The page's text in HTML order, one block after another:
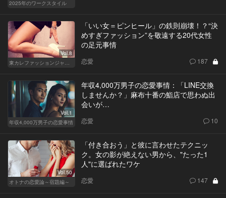
2025年のワークスタイル
Vol.8
東カレファッションジャーナル
「いい女＝ピンヒール」の鉄則崩壊！？“決
めすぎファッション”を敬遠する20代女性
の足元事情
恋愛 187
Vol.1
年収4,000万男子の恋愛事情
年収4,000万男子の恋愛事情：「LINE交換
しませんか？」麻布十番の鮨店で思わぬ出
会いが…
恋愛 10
Vol.50
オトナの恋愛論～宿題編～
「付き合おう」と彼に言わせたテクニッ
ク。女の影が絶えない男から、"たった1
人"に選ばれたワケ
恋愛 147